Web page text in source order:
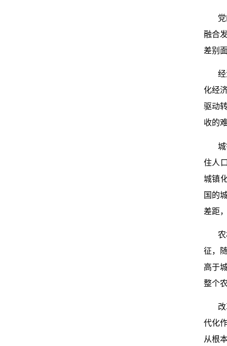
融合
差别
化经
驱动
收的
住人
城镇
国的
差距
征，
高于
整个
代化
从根